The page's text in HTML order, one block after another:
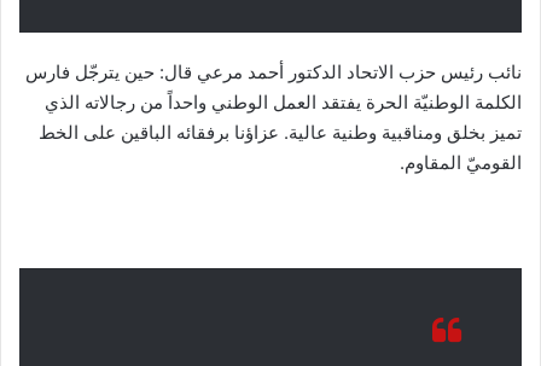
نائب رئيس حزب الاتحاد الدكتور أحمد مرعي قال: حين يترجّل فارس
الكلمة الوطنيّة الحرة يفتقد العمل الوطني واحداً من رجالاته الذي
تميز بخلق ومناقبية وطنية عالية. عزاؤنا برفقائه الباقين على الخط
القوميّ المقاوم.